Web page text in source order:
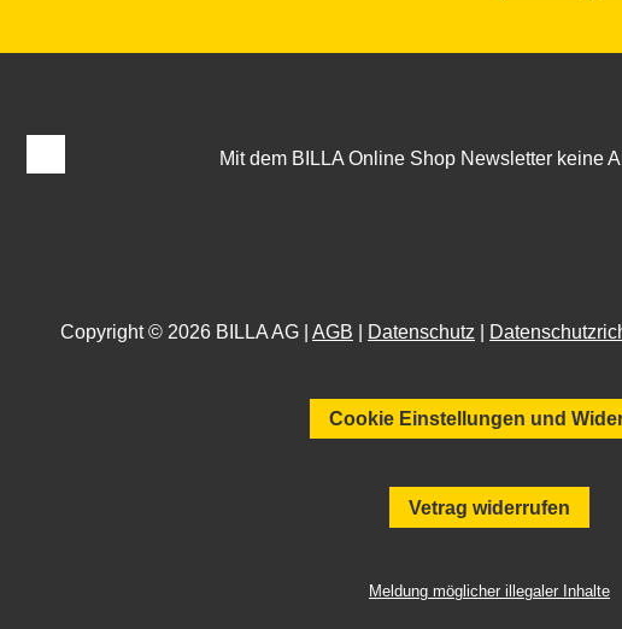
Mit dem BILLA Online Shop Newsletter keine
Copyright © 2026 BILLA AG | AGB Datenschutz
Cookie Einstellungen und
Vetrag widerrufen
Meldung möglicher illegaler Inhalte